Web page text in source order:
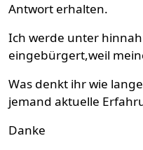
Antwort erhalten.
Ich werde unter
eingebürgert,weil
Was denkt ihr wie
jemand aktuelle
Danke